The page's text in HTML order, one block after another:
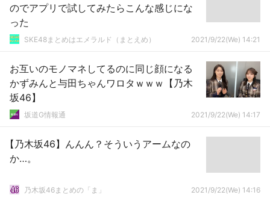
のでアプリで試してみたらこんな感じにな
った
SKE48まとめはエメラルド（まとえめ） 2021/9/22(We) 14:21
お互いのモノマネしてるのに同じ顔になる
かずみんと与田ちゃんワロタｗｗｗ【乃木
坂46】
坂道G情報通 2021/9/22(We) 14:17
【乃木坂46】んんん？そういうアームなの
か…。
乃木坂46まとめの「ま」 2021/9/22(We) 14:16